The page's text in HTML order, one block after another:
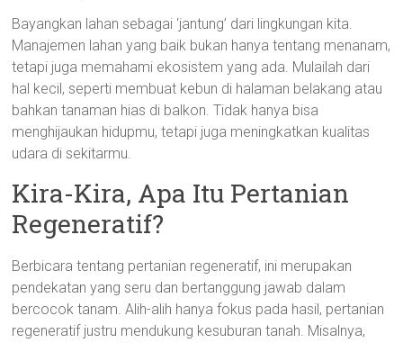
Bayangkan lahan sebagai ‘jantung’ dari lingkungan kita.
Manajemen lahan yang baik bukan hanya tentang menanam,
tetapi juga memahami ekosistem yang ada. Mulailah dari
hal kecil, seperti membuat kebun di halaman belakang atau
bahkan tanaman hias di balkon. Tidak hanya bisa
menghijaukan hidupmu, tetapi juga meningkatkan kualitas
udara di sekitarmu.
Kira-Kira, Apa Itu Pertanian
Regeneratif?
Berbicara tentang pertanian regeneratif, ini merupakan
pendekatan yang seru dan bertanggung jawab dalam
bercocok tanam. Alih-alih hanya fokus pada hasil, pertanian
regeneratif justru mendukung kesuburan tanah. Misalnya,